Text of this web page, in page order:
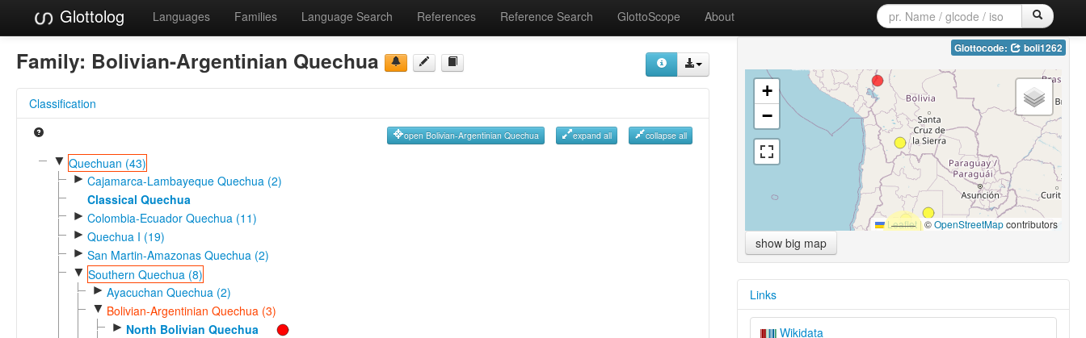
Glottolog Languages Families Language Search References Reference Search GlottoScope About
Family: Bolivian-Argentinian Quechua
Classification
open Bolivian-Argentinian Quechua expand all collapse all
▼ Quechuan (43)
► Cajamarca-Lambayeque Quechua (2)
Classical Quechua
► Colombia-Ecuador Quechua (11)
► Quechua I (19)
► San Martin-Amazonas Quechua (2)
▼ Southern Quechua (8)
► Ayacuchan Quechua (2)
▼ Bolivian-Argentinian Quechua (3)
► North Bolivian Quechua
Glottocode: boli1262
+
−
Leaflet|©OpenStreetMapcontributors
show big map
Links
Wikidata